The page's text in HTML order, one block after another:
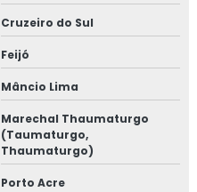
Cruzeiro do Sul
Feijó
Mâncio Lima
Marechal Thaumaturgo
(Taumaturgo,
Thaumaturgo)
Porto Acre